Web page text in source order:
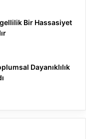
Bir Hassasiyet
Dayanıklılık